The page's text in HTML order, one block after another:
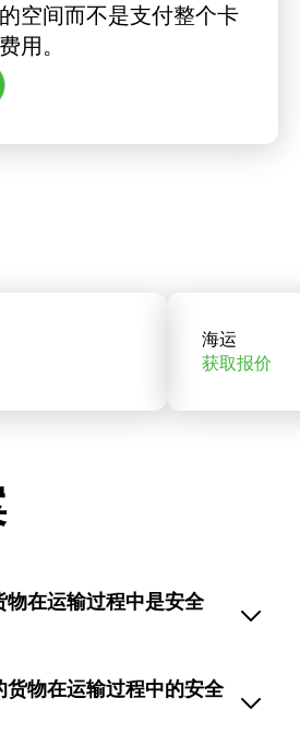
空间而不是支付整个卡
用。
海运
获取报价
物在运输过程中是安全
货物在运输过程中的安全